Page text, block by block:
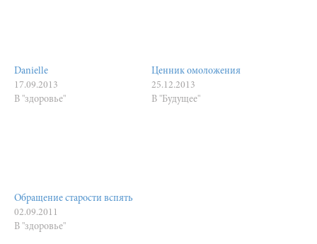
Danielle
17.09.2013
В "здоровье"
Ценник омоложения
25.12.2013
В "Будущее"
Обращение старости вспять
02.09.2011
В "здоровье"